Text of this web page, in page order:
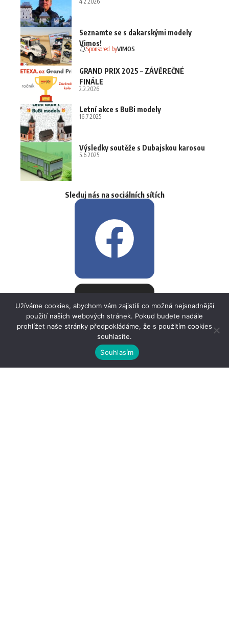
Seznamte se s dakarskými modely
Vimos!
Sponsored byVIMOS
GRAND PRIX 2025 – ZÁVĚREČNÉ
FINÁLE
2.2.2026
Letní akce s BuBi modely
16.7.2025
Výsledky soutěže s Dubajskou karosou
5.6.2025
Sleduj nás na sociálních sítích
Užíváme cookies, abychom vám zajistili co možná nejsnadnější
použití našich webových stránek. Pokud budete nadále
prohlížet naše stránky předpokládáme, že s použitím cookies
souhlasíte.
Souhlasím